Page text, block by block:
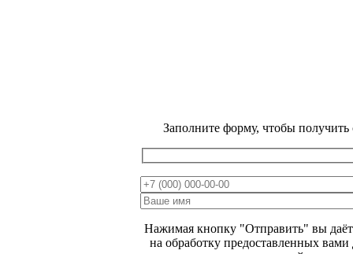
Заполните форму, чтобы получить
Нажимая кнопку "Отправить" вы
на обработку предоставленных